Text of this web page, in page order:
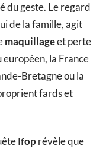
du geste. Le regard
de la famille, agit
maquillageet perte
la France
Bretagne ou la
fards et
Ifoprévèle que